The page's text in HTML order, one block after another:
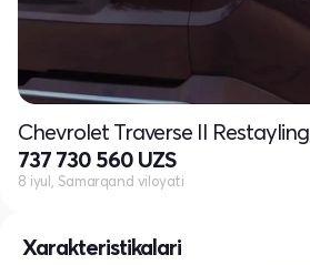
Xarakteristikalari
Chevrolet Traverse II Restayling
737 730 560 UZS
8 iyul, Samarqand viloyati